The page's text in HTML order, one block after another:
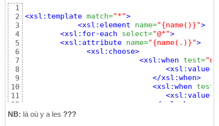
1
2
3
4
5
6
7
8
9
10
11
12
13
<xsl:template match="*">
<xsl:element
name="{name()}">
<xsl:for-each
select="@*">
<xsl:attribute name="{name(.)}">
<xsl:choose>
<xsl:when
test=
<xsl:value-
</xsl:when>
<xsl:when
test
<xsl:value-
</xsl:when
NB: là où y a les ???